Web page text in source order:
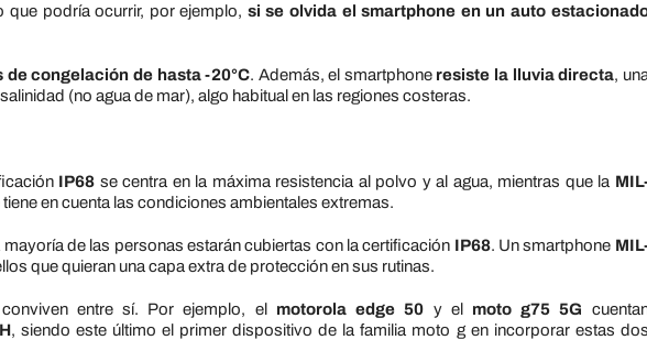
que podría ocurrir, por ejemplo, si se olvida el smartphone en un auto
congelación de hasta -20°C. Además, el smartphoneresiste la lluvia directa, una
(no agua de mar), algo habitual en las regiones costeras.
IP68 se centra en la máxima resistencia al polvo y al agua, mientras que la
en cuenta las condiciones ambientales extremas.
de las personas estarán cubiertas con la certificación IP68. Un smartphone
que quieran una capa extra de protección en sus rutinas.
entre sí. Por ejemplo, el motorola edge 50 y el moto g75 5G
, siendo este último el primer dispositivo de la familia moto g en incorporar estas dos